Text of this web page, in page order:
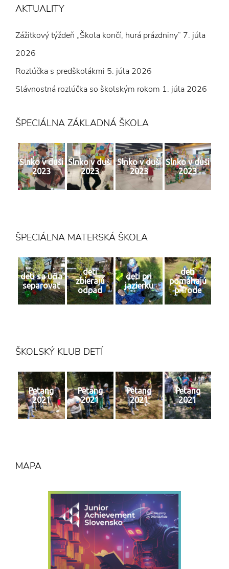
AKTUALITY
Zážitkový týždeň „Škola končí, hurá prázdniny“ 7. júla
2026
Rozlúčka s predškolákmi 5. júla 2026
Slávnostná rozlúčka so školským rokom 1. júla 2026
ŠPECIÁLNA ZÁKLADNÁ ŠKOLA
Slnko v duši
2023
Slnko v duši
2023
Slnko v duši
2023
Slnko v duši
2023
ŠPECIÁLNA MATERSKÁ ŠKOLA
deti sa učia
separovať
deti
zbierajú
odpad
deti pri
jazierku
deti
pomáhajú
prírode
ŠKOLSKÝ KLUB DETÍ
Petang
2021
Petang
2021
Petang
2021
Petang
2021
MAPA